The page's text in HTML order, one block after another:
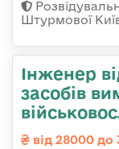
Штурмової
Інженер
засобів
від 28000 до